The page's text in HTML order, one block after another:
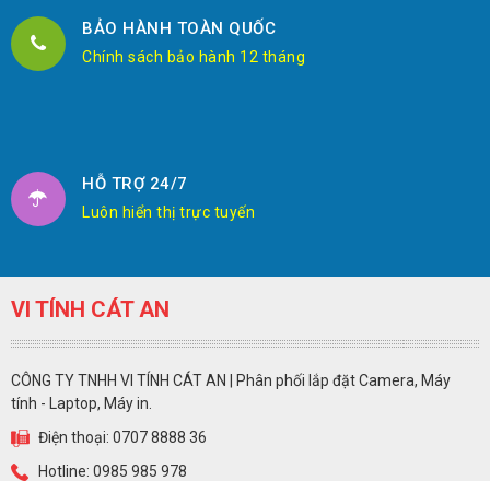
BẢO HÀNH TOÀN QUỐC
Chính sách bảo hành 12 tháng
HỖ TRỢ 24/7
Luôn hiển thị trực tuyến
VI TÍNH CÁT AN
CÔNG TY TNHH VI TÍNH CÁT AN | Phân phối lắp đặt Camera, Máy
tính - Laptop, Máy in.
Điện thoại: 0707 8888 36
Hotline: 0985 985 978